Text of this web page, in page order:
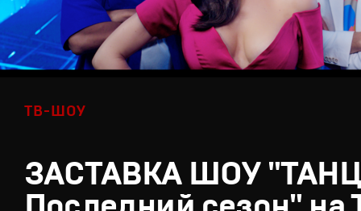
ТВ-ШОУ
ЗАСТАВКА ШОУ